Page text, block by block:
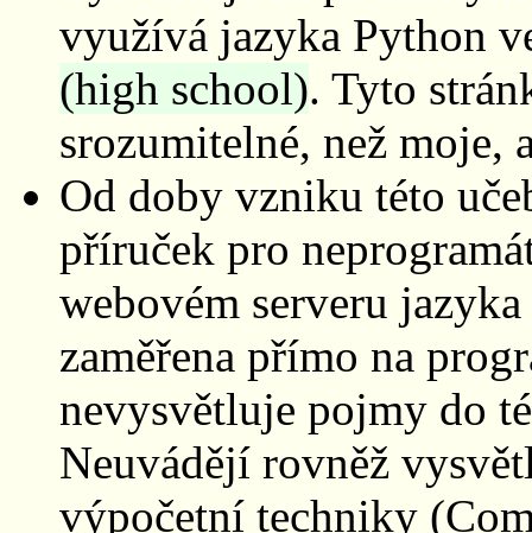
využívá jazyka Python
(high school). Tyto
srozumitelné, než moje,
Od doby vzniku této
příruček pro
webovém serveru
zaměřena přímo na
nevysvětluje pojmy do
Neuvádějí rovněž
výpočetní techniky